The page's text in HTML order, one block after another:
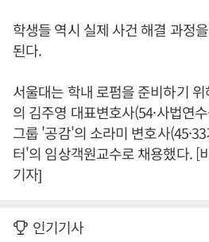
학생들 역시 실제 사건 해결 과정
된다.
서울대는 학내 로펌을 준비하기
의 김주영 대표변호사(54·사법연
그룹 '공감'의 소라미 변호사
터'의 임상객원교수로 채용했다. [
기자]
인기기사